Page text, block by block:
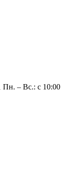
Пн. – Вс.: с 10:00